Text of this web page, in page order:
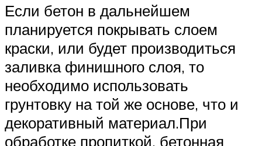
Если бетон в дальнейшем
планируется покрывать слоем
краски, или будет производиться
заливка финишного слоя, то
необходимо использовать
грунтовку на той же основе, что и
декоративный материал.При
обработке пропиткой, бетонная